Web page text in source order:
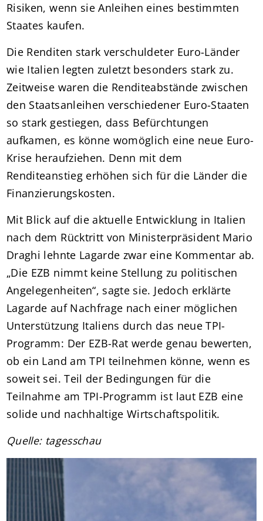
Risiken, wenn sie Anleihen eines bestimmten
Staates kaufen.
Die Renditen stark verschuldeter Euro-Länder
wie Italien legten zuletzt besonders stark zu.
Zeitweise waren die Renditeabstände zwischen
den Staatsanleihen verschiedener Euro-Staaten
so stark gestiegen, dass Befürchtungen
aufkamen, es könne womöglich eine neue Euro-
Krise heraufziehen. Denn mit dem
Renditeanstieg erhöhen sich für die Länder die
Finanzierungskosten.
Mit Blick auf die aktuelle Entwicklung in Italien
nach dem Rücktritt von Ministerpräsident Mario
Draghi lehnte Lagarde zwar eine Kommentar ab.
„Die EZB nimmt keine Stellung zu politischen
Angelegenheiten“, sagte sie. Jedoch erklärte
Lagarde auf Nachfrage nach einer möglichen
Unterstützung Italiens durch das neue TPI-
Programm: Der EZB-Rat werde genau bewerten,
ob ein Land am TPI teilnehmen könne, wenn es
soweit sei. Teil der Bedingungen für die
Teilnahme am TPI-Programm ist laut EZB eine
solide und nachhaltige Wirtschaftspolitik.
Quelle: tagesschau